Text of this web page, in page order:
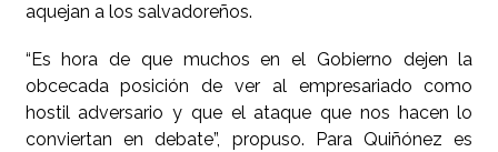
aquejan a los salvadoreños.
“Es hora de que muchos en el Gobierno dejen la
obcecada posición de ver al empresariado como
hostil adversario y que el ataque que nos hacen lo
conviertan en debate”, propuso. Para Quiñónez es